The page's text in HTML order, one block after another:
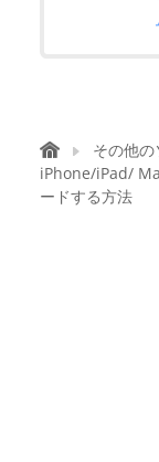
その他
iPhone/iPad/
ードする方法